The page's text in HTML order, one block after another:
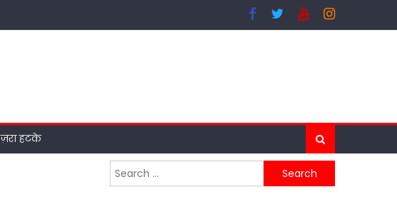
ज़रा हटके
Search
for: